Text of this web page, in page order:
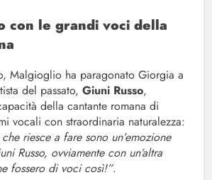
con le grandi voci della
Malgioglio ha paragonato Giorgia a
del passato, Giuni Russo,
della cantante romana di
vocali con straordinaria naturalezza:
riesce a fare sono un’emozione
Russo, ovviamente con un’altra
fossero di voci così!”.